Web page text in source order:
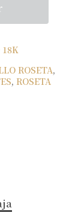
18K
ROSETA,
, ROSETA